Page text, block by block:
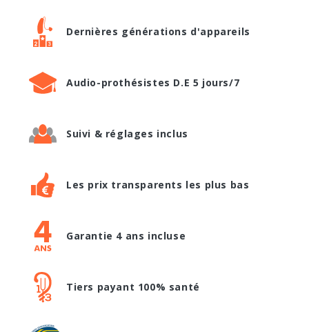
Dernières générations d'appareils
Audio-prothésistes D.E 5 jours/7
Suivi & réglages inclus
Les prix transparents les plus bas
Garantie 4 ans incluse
Tiers payant 100% santé